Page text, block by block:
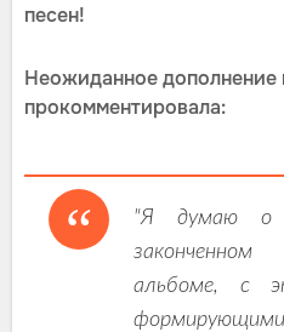
песен!
Неожиданное дополнение
прокомментировала:
"Я думаю о
альбоме, с